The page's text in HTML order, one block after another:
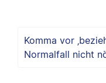
Komma vor
Normalfall nicht